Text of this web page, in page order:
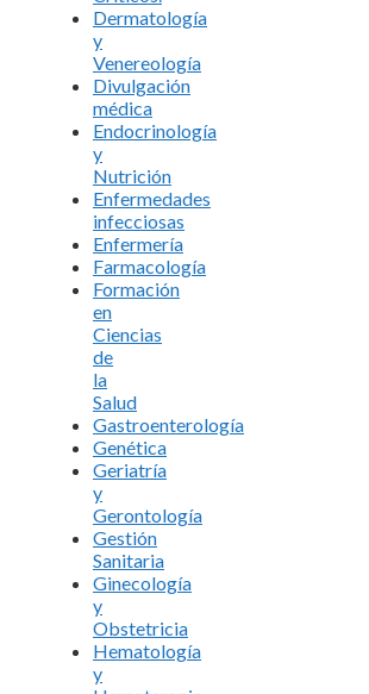
Dermatología
y
Venereología
Divulgación
médica
Endocrinología
y
Nutrición
Enfermedades
infecciosas
Enfermería
Farmacología
Formación
en
Ciencias
de
la
Salud
Gastroenterología
Genética
Geriatría
y
Gerontología
Gestión
Sanitaria
Ginecología
y
Obstetricia
Hematología
y